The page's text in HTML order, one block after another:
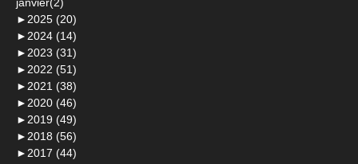
► 2025 (20)
► 2024 (14)
► 2023 (31)
► 2022 (51)
► 2021 (38)
► 2020 (46)
► 2019 (49)
► 2018 (56)
► 2017 (44)